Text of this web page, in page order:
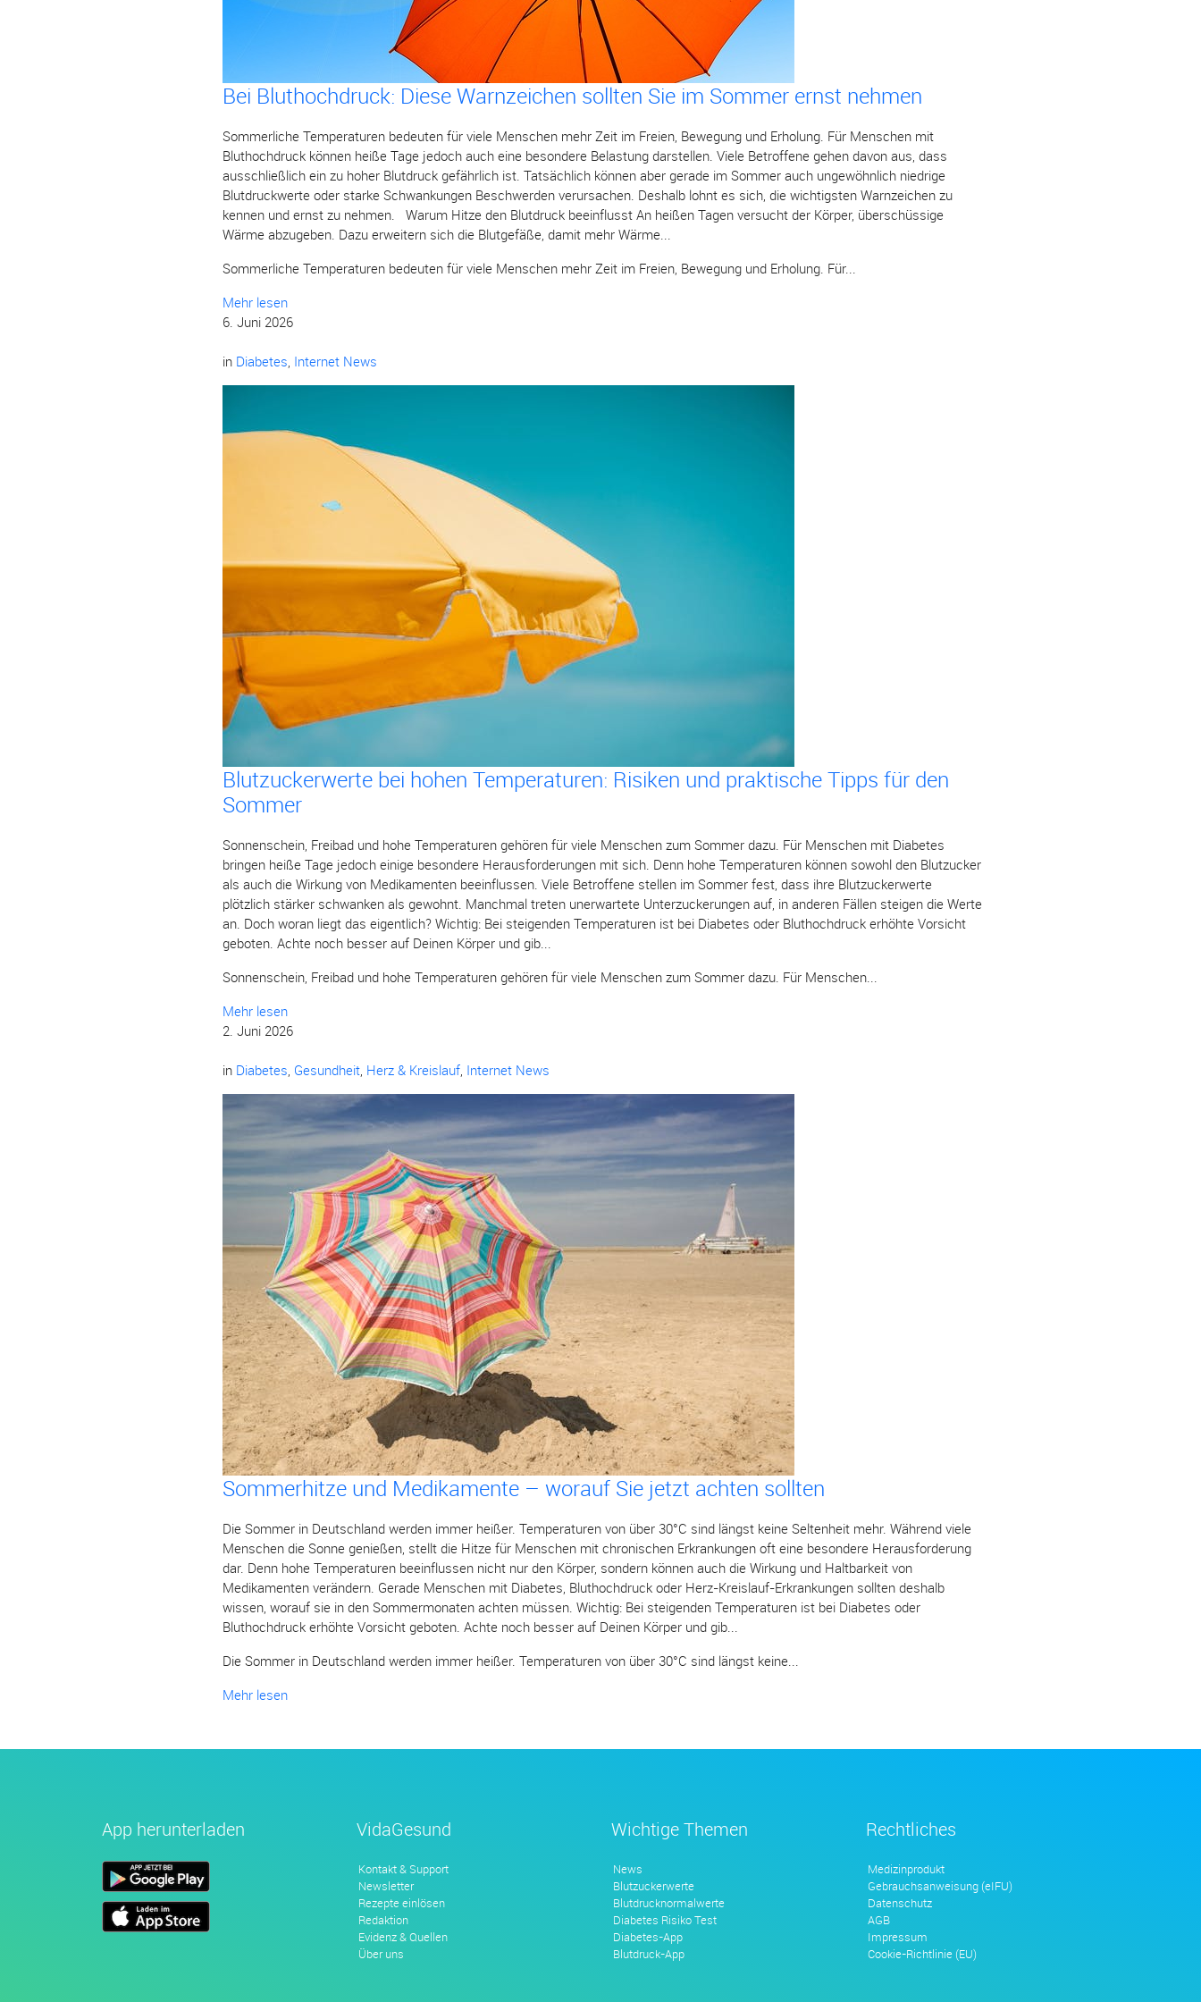
Bei Bluthochdruck: Diese Warnzeichen sollten Sie im Sommer ernst nehmen
Sommerliche Temperaturen bedeuten für viele Menschen mehr Zeit im Freien, Bewegung und Erholung. Für Menschen mit
Bluthochdruck können heiße Tage jedoch auch eine besondere Belastung darstellen. Viele Betroffene gehen davon aus, dass
ausschließlich ein zu hoher Blutdruck gefährlich ist. Tatsächlich können aber gerade im Sommer auch ungewöhnlich niedrige
Blutdruckwerte oder starke Schwankungen Beschwerden verursachen. Deshalb lohnt es sich, die wichtigsten Warnzeichen zu
kennen und ernst zu nehmen. Warum Hitze den Blutdruck beeinflusst An heißen Tagen versucht der Körper, überschüssige
Wärme abzugeben. Dazu erweitern sich die Blutgefäße, damit mehr Wärme...
Sommerliche Temperaturen bedeuten für viele Menschen mehr Zeit im Freien, Bewegung und Erholung. Für...
Mehr lesen
6. Juni 2026
in Diabetes, Internet News
Blutzuckerwerte bei hohen Temperaturen: Risiken und praktische Tipps für den
Sommer
Sonnenschein, Freibad und hohe Temperaturen gehören für viele Menschen zum Sommer dazu. Für Menschen mit Diabetes
bringen heiße Tage jedoch einige besondere Herausforderungen mit sich. Denn hohe Temperaturen können sowohl den Blutzucker
als auch die Wirkung von Medikamenten beeinflussen. Viele Betroffene stellen im Sommer fest, dass ihre Blutzuckerwerte
plötzlich stärker schwanken als gewohnt. Manchmal treten unerwartete Unterzuckerungen auf, in anderen Fällen steigen die Werte
an. Doch woran liegt das eigentlich? Wichtig: Bei steigenden Temperaturen ist bei Diabetes oder Bluthochdruck erhöhte Vorsicht
geboten. Achte noch besser auf Deinen Körper und gib...
Sonnenschein, Freibad und hohe Temperaturen gehören für viele Menschen zum Sommer dazu. Für Menschen...
Mehr lesen
2. Juni 2026
in Diabetes, Gesundheit, Herz & Kreislauf, Internet News
Sommerhitze und Medikamente – worauf Sie jetzt achten sollten
Die Sommer in Deutschland werden immer heißer. Temperaturen von über 30°C sind längst keine Seltenheit mehr. Während viele
Menschen die Sonne genießen, stellt die Hitze für Menschen mit chronischen Erkrankungen oft eine besondere Herausforderung
dar. Denn hohe Temperaturen beeinflussen nicht nur den Körper, sondern können auch die Wirkung und Haltbarkeit von
Medikamenten verändern. Gerade Menschen mit Diabetes, Bluthochdruck oder Herz-Kreislauf-Erkrankungen sollten deshalb
wissen, worauf sie in den Sommermonaten achten müssen. Wichtig: Bei steigenden Temperaturen ist bei Diabetes oder
Bluthochdruck erhöhte Vorsicht geboten. Achte noch besser auf Deinen Körper und gib...
Die Sommer in Deutschland werden immer heißer. Temperaturen von über 30°C sind längst keine...
Mehr lesen
App herunterladen VidaGesund
Kontakt & Support
Newsletter
Rezepte einlösen
Redaktion
Evidenz & Quellen
Über uns
Wichtige Themen
News
Blutzuckerwerte
Blutdrucknormalwerte
Diabetes Risiko Test
Diabetes-App
Blutdruck-App
Rechtliches
Medizinprodukt
Gebrauchsanweisung (eIFU)
Datenschutz
AGB
Impressum
Cookie-Richtlinie (EU)